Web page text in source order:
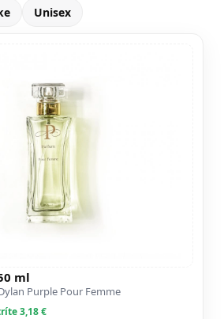
Unisex
ml
Purple Pour Femme
3,18 €